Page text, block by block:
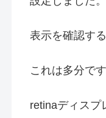
表示を確認す
これは多分で
retinaディスプ